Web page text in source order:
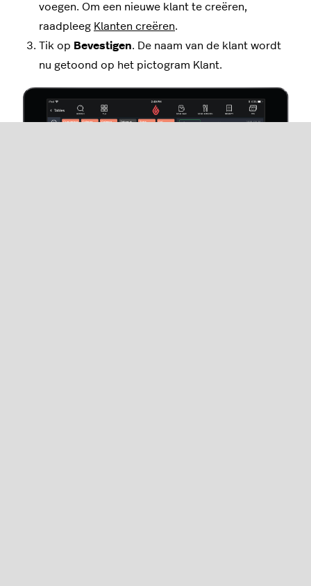
voegen. Om een nieuwe klant te creëren,
raadpleeg Klanten creëren.
Tik op Bevestigen. De naam van de klant wordt
nu getoond op het pictogram Klant.